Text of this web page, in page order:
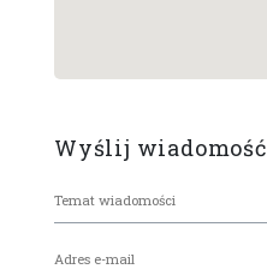
Wyślij wiadomość